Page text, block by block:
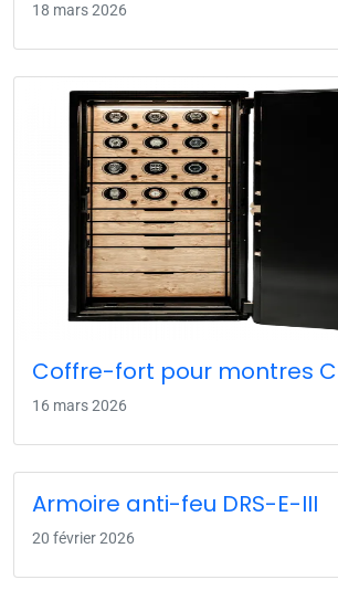
18 mars 2026
Coffre-fort pour montres
16 mars 2026
Armoire anti-feu DRS-E-III
20 février 2026